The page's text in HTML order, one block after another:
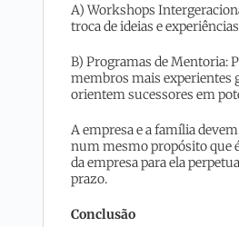
A) Workshops
troca de ideias e
B) Programas de Mentoria:
membros mais experientes
orientem sucessores em
A empresa e a família
num mesmo propósito que
da empresa para ela
prazo.
Conclusão